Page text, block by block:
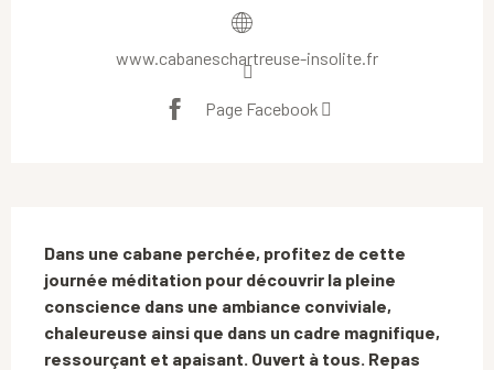
www.cabaneschartreuse-insolite.fr
Page Facebook
Dans une cabane perchée, profitez de cette
journée méditation pour découvrir la pleine
conscience dans une ambiance conviviale,
chaleureuse ainsi que dans un cadre magnifique,
ressourçant et apaisant. Ouvert à tous. Repas